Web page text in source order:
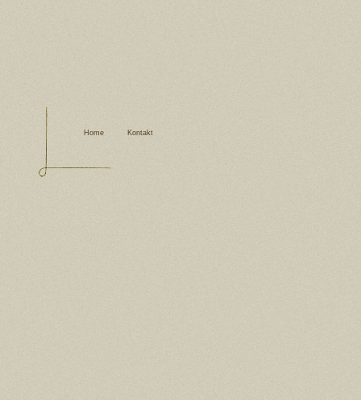
Home Kontakt